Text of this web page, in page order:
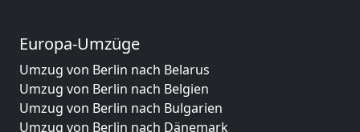
Europa-Umzüge
Umzug von Berlin nach Belarus
Umzug von Berlin nach Belgien
Umzug von Berlin nach Bulgarien
Umzug von Berlin nach Dänemark